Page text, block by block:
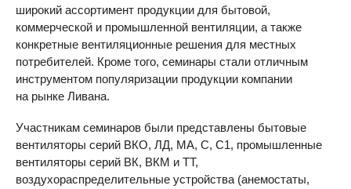
широкий ассортимент продукции для бытовой,
коммерческой и промышленной вентиляции, а также
конкретные вентиляционные решения для местных
потребителей. Кроме того, семинары стали отличным
инструментом популяризации продукции компании
на рынке Ливана.
Участникам семинаров были представлены бытовые
вентиляторы серий ВКО, ЛД, МА, С, С1, промышленные
вентиляторы серий ВК, ВКМ и ТТ,
воздухораспределительные устройства (анемостаты,